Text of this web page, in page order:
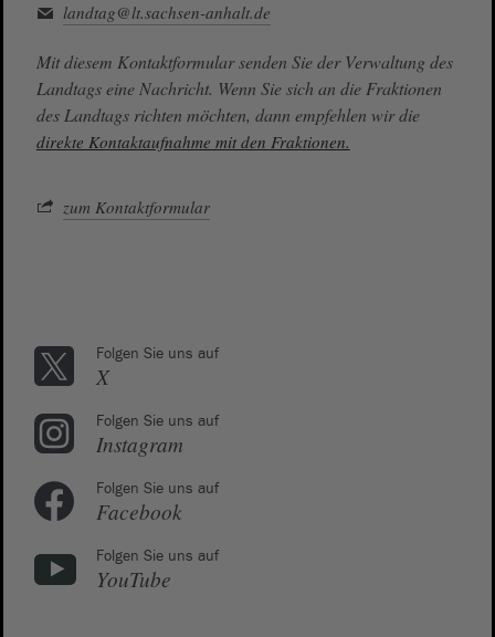
landtag@lt.sachsen-anhalt.de
Mit diesem Kontaktformular senden Sie der Verwaltung des
Landtags eine Nachricht. Wenn Sie sich an die Fraktionen
des Landtags richten möchten, dann empfehlen wir die
direkte Kontaktaufnahme mit den Fraktionen.
zum Kontaktformular
Folgen Sie uns auf
X
Folgen Sie uns auf
Instagram
Folgen Sie uns auf
Facebook
Folgen Sie uns auf
YouTube